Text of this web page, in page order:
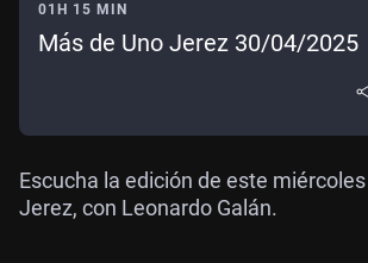
01H 15 MIN
Más de Uno Jerez 30/04/2025
Escucha la edición de este
Jerez, con Leonardo Galán.